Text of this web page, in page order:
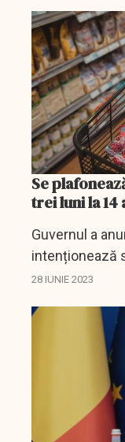
Se
trei luni la 14
Guvernul a
intenționează
produse
28 IUNIE 2023